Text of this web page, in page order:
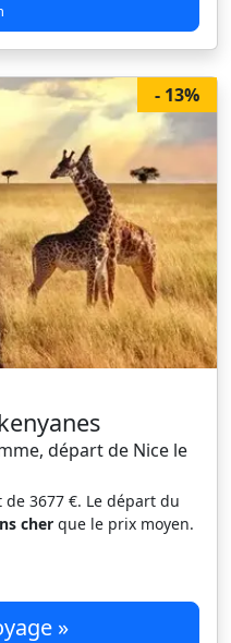
- 13%
départ de Nice le
de 3677 €. Le départ du
cher que le prix moyen.
»